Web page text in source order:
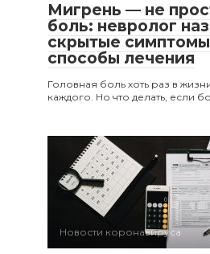
Мигрень — не
боль: невролог
скрытые
способы лечения
Головная боль хоть раз в
каждого. Но что делать, если
Новости коронавируса